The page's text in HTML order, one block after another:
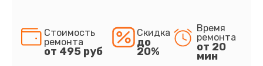
Стоимость
ремонта
от 495 руб
Скидка
до
20%
Время
ремонта
от 20
мин